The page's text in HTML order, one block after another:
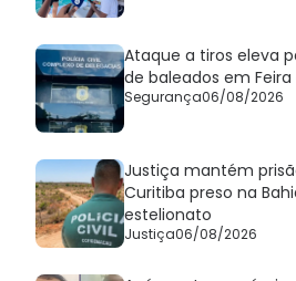
Ataque a tiros eleva
de baleados em
Segurança06/08/2026
Justiça mantém
Curitiba preso na
estelionato
Justiça06/08/2026